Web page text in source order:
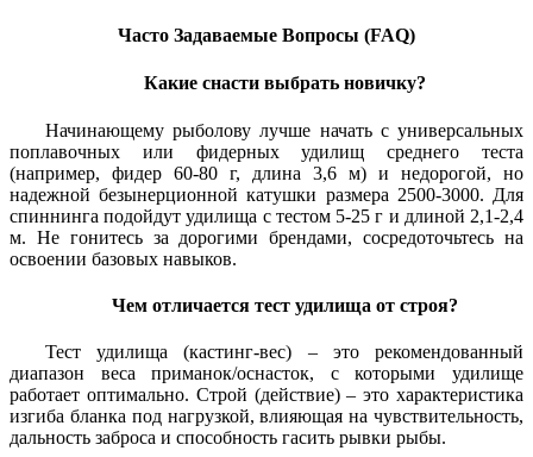
Часто Задаваемые Вопросы (FAQ)
Какие снасти выбрать новичку?
Начинающему рыболову лучше начать с универсальных
поплавочных или фидерных удилищ среднего теста
(например, фидер 60-80 г, длина 3,6 м) и недорогой, но
надежной безынерционной катушки размера 2500-3000. Для
спиннинга подойдут удилища с тестом 5-25 г и длиной 2,1-2,4
м. Не гонитесь за дорогими брендами, сосредоточьтесь на
освоении базовых навыков.
Чем отличается тест удилища от строя?
Тест удилища (кастинг-вес) – это рекомендованный
диапазон веса приманок/оснасток, с которыми удилище
работает оптимально. Строй (действие) – это характеристика
изгиба бланка под нагрузкой, влияющая на чувствительность,
дальность заброса и способность гасить рывки рыбы.